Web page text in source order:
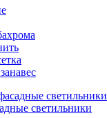
светильники
светильники